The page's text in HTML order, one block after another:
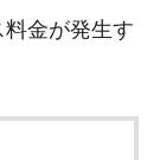
金が発生す